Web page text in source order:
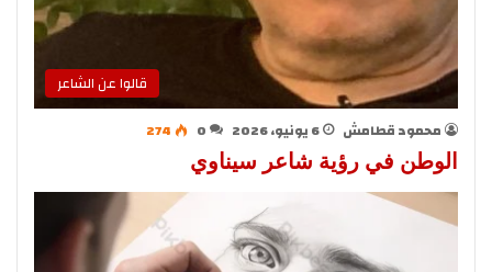
قالوا عن الشاعر
محمود قطامش 6 يونيو، 2026 0
274
الوطن في رؤية شاعر سيناوي